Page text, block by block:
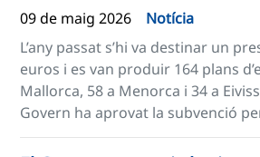
09 de maig 2026
Notícia
L’any passat s’hi va destinar un
euros i es van produir 164 plans
Mallorca, 58 a Menorca i 34 a
Govern ha aprovat la subvenció